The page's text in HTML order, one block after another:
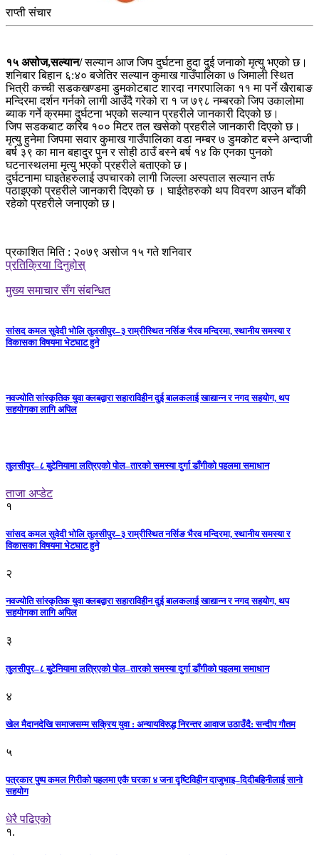
राप्ती संचार
१५ असोज,सल्यान/सल्यान आज जिप दुर्घटना हुदा दुई जनाको मृत्यु भएको छ।
शनिबार बिहान ६:४० बजेतिर सल्यान कुमाख गाउँपालिका ७ जिमाली स्थित
भित्री कच्ची सडकखण्डमा डुमकोटबाट शारदा नगरपालिका ११ मा पर्ने खैराबाङ
मन्दिरमा दर्शन गर्नको लागी आउँदै गरेको रा १ ज ७९८ नम्बरको जिप उकालोमा
ब्याक गर्ने क्रममा दुर्घटना भएको सल्यान प्रहरीले जानकारी दिएको छ।
जिप सडकबाट करिब १०० मिटर तल खसेको प्रहरीले जानकारी दिएको छ।
मृत्यु हुनेमा जिपमा सवार कुमाख गाउँपालिका वडा नम्बर ७ डुमकोट बस्ने अन्दाजी
बर्ष ३९ का मान बहादुर पुन र सोही ठाउँ बस्ने बर्ष १४ कि एनका पुनको
घटनास्थलमा मृत्यु भएको प्रहरीले बताएको छ।
दुर्घटनामा घाइतेहरुलाई उपचारको लागी जिल्ला अस्पताल सल्यान तर्फ
पठाइएको प्रहरीले जानकारी दिएको छ । घाईतेहरुको थप विवरण आउन बाँकी
रहेको प्रहरीले जनाएको छ।
प्रकाशित मिति : २०७९ असोज १५ गते शनिवार
प्रतिक्रिया दिनुहोस्
मुख्य समाचार सँग संबन्धित
सांसद कमल सुवेदी भोलि तुलसीपुर–३ राम्रीस्थित नर्सिङ भैरव मन्दिरमा, स्थानीय समस्या र
विकासका विषयमा भेटघाट हुने
नवज्योति सांस्कृतिक युवा क्लबद्वारा सहाराविहीन दुई बालकलाई खाद्यान्न र नगद सहयोग, थप
सहयोगका लागि अपिल
तुलसीपुर–८ बुटेनियामा लत्रिएको पोल–तारको समस्या दुर्गा डाँगीको पहलमा समाधान
ताजा अप्डेट
१
सांसद कमल सुवेदी भोलि तुलसीपुर–३ राम्रीस्थित नर्सिङ भैरव मन्दिरमा, स्थानीय समस्या र
विकासका विषयमा भेटघाट हुने
२
नवज्योति सांस्कृतिक युवा क्लबद्वारा सहाराविहीन दुई बालकलाई खाद्यान्न र नगद सहयोग, थप
सहयोगका लागि अपिल
३
तुलसीपुर–८ बुटेनियामा लत्रिएको पोल–तारको समस्या दुर्गा डाँगीको पहलमा समाधान
४
खेल मैदानदेखि समाजसम्म सक्रिय युवा : अन्यायविरुद्ध निरन्तर आवाज उठाउँदै: सन्दीप गौतम
५
पत्रकार पुष्प कमल गिरीको पहलमा एकै घरका ४ जना दृष्टिविहीन दाजुभाइ–दिदीबहिनीलाई सानो
सहयोग
धेरै पढिएको
१.